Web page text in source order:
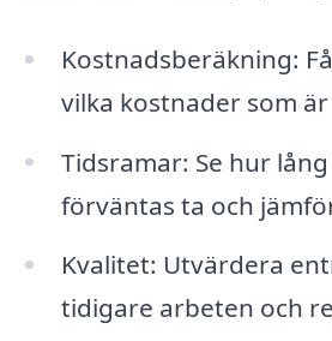
Kostnadsberäkning:
vilka kostnader som
Tidsramar: Se hur
förväntas ta och
Kvalitet: Utvärdera
tidigare arbeten och